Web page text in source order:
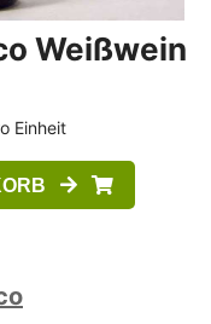
Weißwein
Einheit